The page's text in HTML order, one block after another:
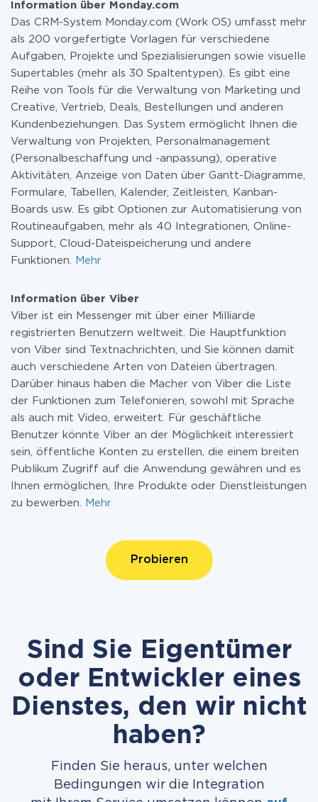
Weitere Informationen zuTarifen
Information über Monday.com
Das CRM-System Monday.com (Work OS) umfasst mehr
als 200 vorgefertigte Vorlagen für verschiedene
Aufgaben, Projekte und Spezialisierungen sowie visuelle
Supertables (mehr als 30 Spaltentypen). Es gibt eine
Reihe von Tools für die Verwaltung von Marketing und
Creative, Vertrieb, Deals, Bestellungen und anderen
Kundenbeziehungen. Das System ermöglicht Ihnen die
Verwaltung von Projekten, Personalmanagement
(Personalbeschaffung und -anpassung), operative
Aktivitäten, Anzeige von Daten über Gantt-Diagramme,
Formulare, Tabellen, Kalender, Zeitleisten, Kanban-
Boards usw. Es gibt Optionen zur Automatisierung von
Routineaufgaben, mehr als 40 Integrationen, Online-
Support, Cloud-Dateispeicherung und andere
Funktionen.
Mehr
Information über Viber
Viber ist ein Messenger mit über einer Milliarde
registrierten Benutzern weltweit. Die Hauptfunktion
von Viber sind Textnachrichten, und Sie können damit
auch verschiedene Arten von Dateien übertragen.
Darüber hinaus haben die Macher von Viber die Liste
der Funktionen zum Telefonieren, sowohl mit Sprache
als auch mit Video, erweitert. Für geschäftliche
Benutzer könnte Viber an der Möglichkeit interessiert
sein, öffentliche Konten zu erstellen, die einem breiten
Publikum Zugriff auf die Anwendung gewähren und es
Ihnen ermöglichen, Ihre Produkte oder Dienstleistungen
zu bewerben.
Mehr
Probieren
Sind Sie Eigentümer
oder Entwickler eines
Dienstes, den wir nicht
haben?
Finden Sie heraus, unter welchen
Bedingungen wir die Integration